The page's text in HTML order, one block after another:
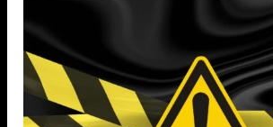
Diplomada em Direito pela Pontifícia
Católica do Rio Grande do Sul (PUC-
Experiência Profissional